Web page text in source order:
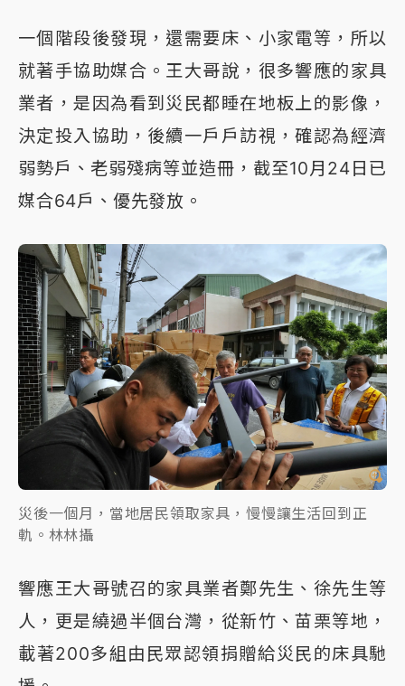
一個階段後發現，還需要床、小家電等，所以
就著手協助媒合。王大哥說，很多響應的家具
業者，是因為看到災民都睡在地板上的影像，
決定投入協助，後續一戶戶訪視，確認為經濟
弱勢戶、老弱殘病等並造冊，截至10月24日已
媒合64戶、優先發放。
災後一個月，當地居民領取家具，慢慢讓生活回到正
軌。林林攝
響應王大哥號召的家具業者鄭先生、徐先生等
人，更是繞過半個台灣，從新竹、苗栗等地，
載著200多組由民眾認領捐贈給災民的床具馳